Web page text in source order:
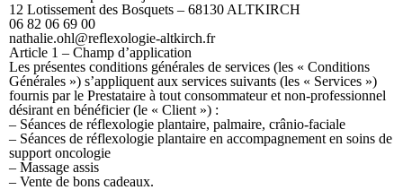
12 Lotissement des Bosquets – 68130 ALTKIRCH
06 82 06 69 00
nathalie.ohl@reflexologie-altkirch.fr
Article 1 – Champ d’application
Les présentes conditions générales de services (les « Conditions
Générales ») s’appliquent aux services suivants (les « Services »)
fournis par le Prestataire à tout consommateur et non-professionnel
désirant en bénéficier (le « Client ») :
– Séances de réflexologie plantaire, palmaire, crânio-faciale
– Séances de réflexologie plantaire en accompagnement en soins de
support oncologie
– Massage assis
– Vente de bons cadeaux.